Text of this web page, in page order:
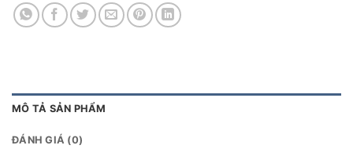
MÔ TẢ SẢN PHẨM
ĐÁNH GIÁ (0)